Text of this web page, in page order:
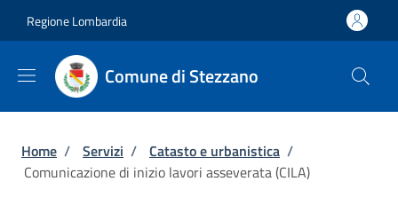
Regione Lombardia
Comune di Stezzano
Briciole di pane
Home / Servizi / Catasto e urbanistica /
Comunicazione di inizio lavori asseverata (CILA)